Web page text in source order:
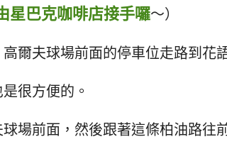
星巴克咖啡店接手囉～）
高爾夫球場前面的停車位走路到花
很方便的。
場前面，然後跟著這條柏油路往